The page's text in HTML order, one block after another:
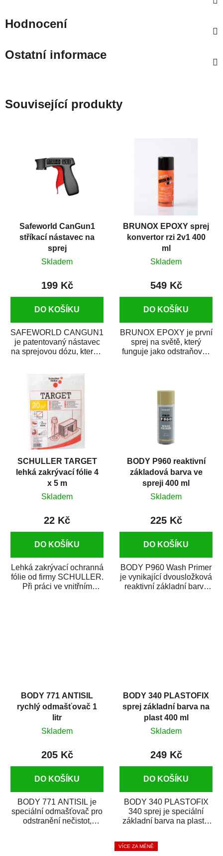
Hodnocení
Ostatní informace
Související produkty
Safeworld CanGun1
stříkací nástavec na
sprej
Skladem
199 Kč
DO KOŠÍKU
SAFEWORLD CANGUN1
je patentovaný nástavec
na sprejovou dózu, který ji
BRUNOX EPOXY sprej
konvertor rzi 2v1 400
ml
Skladem
549 Kč
DO KOŠÍKU
BRUNOX EPOXY je první
sprej na světě, který
funguje jako odstraňovač
SCHULLER TARGET
lehká zakrývací fólie 4
x 5 m
Skladem
22 Kč
DO KOŠÍKU
Lehká zakrývací ochranná
fólie od firmy SCHULLER.
Při práci ve vnitřním
BODY P960 reaktivní
základová barva ve
spreji 400 ml
Skladem
225 Kč
DO KOŠÍKU
BODY P960 Wash Primer
je vynikající dvousložková
reaktivní základní barva
BODY 771 ANTISIL
rychlý odmašťovač 1
litr
Skladem
205 Kč
DO KOŠÍKU
BODY 771 ANTISIL je
speciální odmašťovač pro
odstranění nečistot,
BODY 340 PLASTOFIX
sprej základní barva na
plast 400 ml
Skladem
249 Kč
DO KOŠÍKU
BODY 340 PLASTOFIX
340 sprej je speciální
základní barva na plasty,
vrchních...
VÍCE ZA MÉNĚ